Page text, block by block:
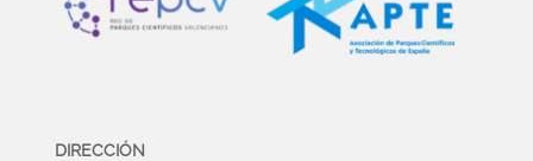
DIRECCIÓN